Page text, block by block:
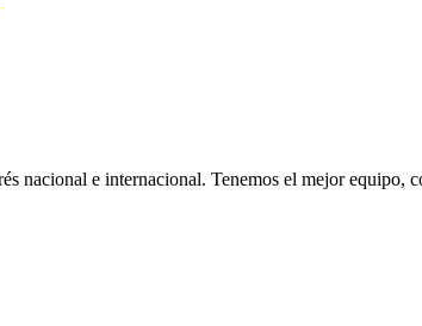
nacional e internacional. Tenemos el mejor equipo,